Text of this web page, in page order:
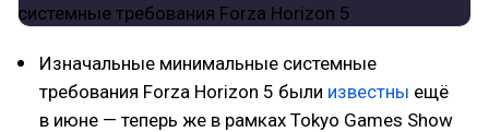
Изначальные минимальные системные
требования Forza Horizon 5 были известны ещё
в июне — теперь же в рамках Tokyo Games Show